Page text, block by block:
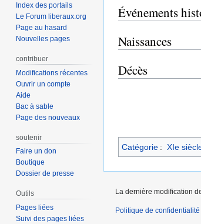
Aller
à
la
navigation
Aller
à
la
recherche
Événements
Naissances
Décès
Catégorie : XIe
Index des portails
Le Forum liberaux.org
Page au hasard
Nouvelles pages
contribuer
Modifications récentes
Ouvrir un compte
Aide
Bac à sable
Page des nouveaux
soutenir
Faire un don
Boutique
Dossier de presse
Outils
Pages liées
Suivi des pages liées
La dernière modification
Politique de confidentialité